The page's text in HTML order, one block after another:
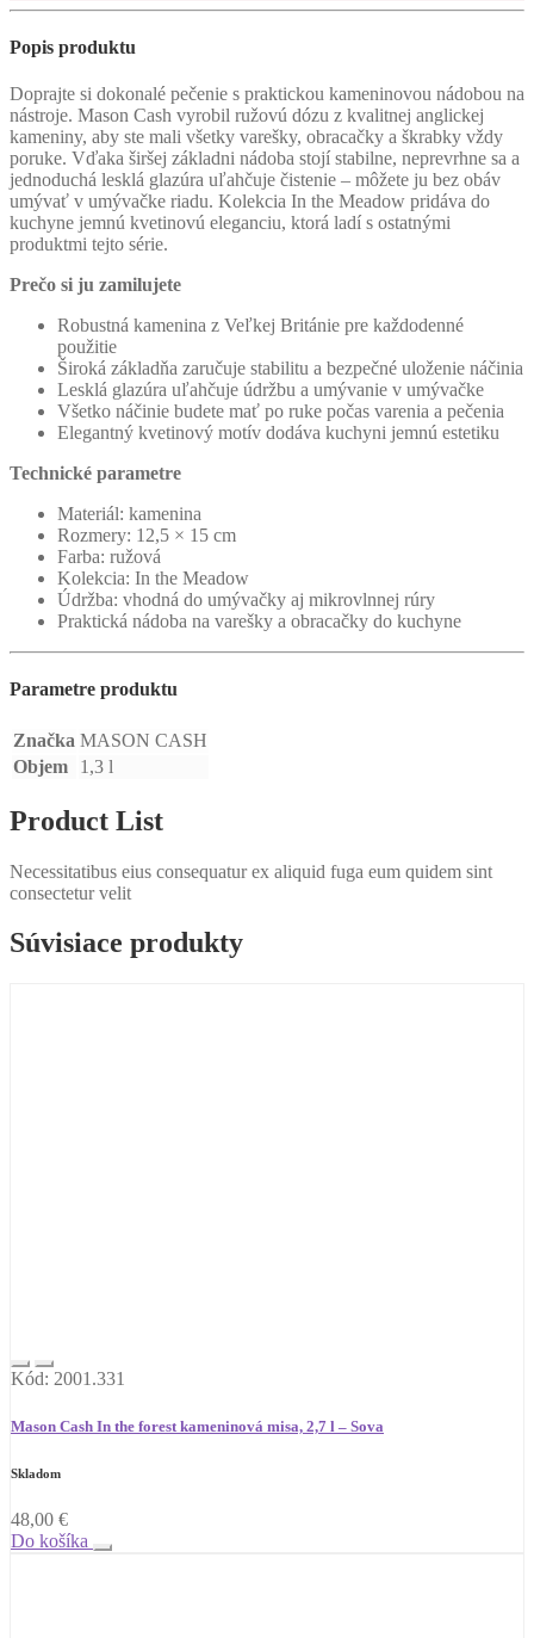
Popis produktu
Doprajte si dokonalé pečenie s praktickou kameninovou nádobou na
nástroje. Mason Cash vyrobil ružovú dózu z kvalitnej anglickej
kameniny, aby ste mali všetky varešky, obracačky a škrabky vždy
poruke. Vďaka širšej základni nádoba stojí stabilne, neprevrhne sa a
jednoduchá lesklá glazúra uľahčuje čistenie – môžete ju bez obáv
umývať v umývačke riadu. Kolekcia In the Meadow pridáva do
kuchyne jemnú kvetinovú eleganciu, ktorá ladí s ostatnými
produktmi tejto série.
Prečo si ju zamilujete
Robustná kamenina z Veľkej Británie pre každodenné
použitie
Široká základňa zaručuje stabilitu a bezpečné uloženie náčinia
Lesklá glazúra uľahčuje údržbu a umývanie v umývačke
Všetko náčinie budete mať po ruke počas varenia a pečenia
Elegantný kvetinový motív dodáva kuchyni jemnú estetiku
Technické parametre
Materiál: kamenina
Rozmery: 12,5 × 15 cm
Farba: ružová
Kolekcia: In the Meadow
Údržba: vhodná do umývačky aj mikrovlnnej rúry
Praktická nádoba na varešky a obracačky do kuchyne
Parametre produktu
Značka MASON CASH
Objem
1,3 l
Product List
Necessitatibus eius consequatur ex aliquid fuga eum quidem sint
consectetur velit
Súvisiace produkty
Kód: 2001.331
Mason Cash In the forest kameninová misa, 2,7 l – Sova
Skladom
48,00 €
Do košíka